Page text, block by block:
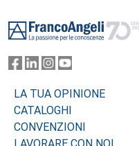
LA TUA OPINIONE
CATALOGHI
CONVENZIONI